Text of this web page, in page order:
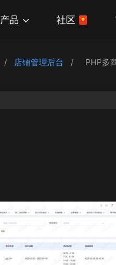
产品 社区
/ 店铺管理后台 /
PHP多